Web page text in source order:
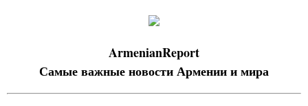
ArmenianReport
Самые важные новости Армении и мира